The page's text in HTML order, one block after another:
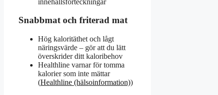
Snabbmat och friterad mat
Hög kaloritäthet och lågt
näringsvärde – gör att du lätt
överskrider ditt kaloribehov
Healthline varnar för tomma
kalorier som inte mättar
(Healthline (hälsoinformation))